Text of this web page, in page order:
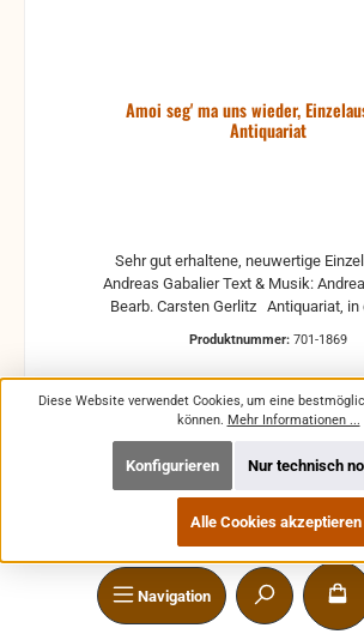
Navigation
Amoi seg' ma uns wieder,
Antiquariat
Andreas Gabalier Text & Musik: Andreas Gabalier
Bearb. Carsten Gerlitz Antiquariat, in der Regel
handschriftliche Markierungen,
Ergänzungen Stempel Risse Reparaturen mit
Klebeband etc.
Produktnummer: 701-1869
Verkaufspreis:
5,49 € Regulärer Preis:
6,50 €(15.54% gespart)
Preise inkl. MwSt. zzgl.
In den Warenkorb
Diese Website verwendet Cookies, um eine
können. Mehr Informationen ...
Nur technisch
Konfigurieren
Alle Cookies akzeptieren